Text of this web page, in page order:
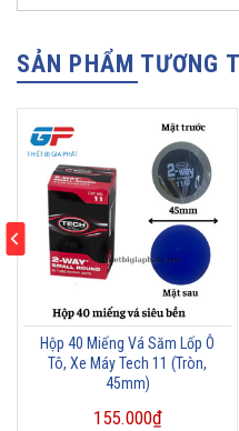
SẢN PHẨM TƯƠNG
Hộp 40 Miếng Vá Săm Lốp Ô
Tô, Xe Máy Tech 11 (Tròn,
45mm)
155.000₫